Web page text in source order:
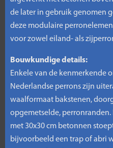
de later in gebruik genomen
deze modulaire
voor zowel eiland- als
Bouwkundige details:
Enkele van de kenmerkende
Nederlandse perrons zijn
waalformaat bakstenen,
opgemetselde,
met 30x30 cm betonnen
bijvoorbeeld een trap of abri